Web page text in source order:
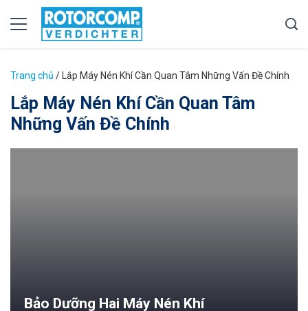
Trang chủ / Lắp Máy Nén Khí Cần Quan Tâm Những Vấn Đề Chính
Lắp Máy Nén Khí Cần Quan Tâm
Những Vấn Đề Chính
Bảo Dưỡng Hai Máy Nén Khí